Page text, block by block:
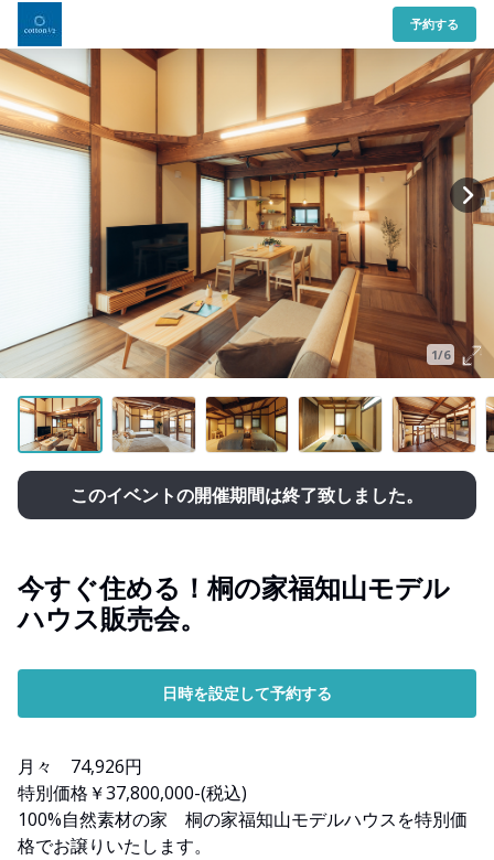
予約する
1/6
このイベントの開催期間は終了致しました。
今すぐ住める！桐の家福知山モデル
ハウス販売会。
日時を設定して予約する
月々 74,926円
特別価格￥37,800,000-(税込)
100%自然素材の家 桐の家福知山モデルハウスを特別価
格でお譲りいたします。